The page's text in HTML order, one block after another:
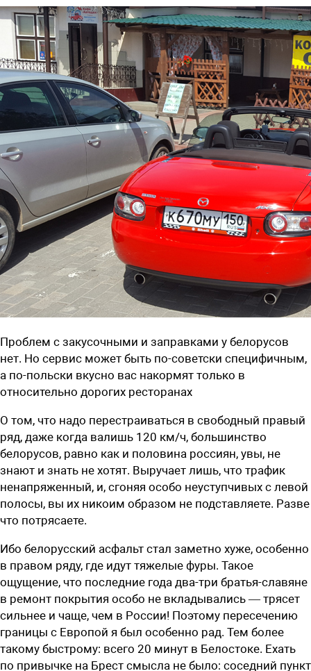
Проблем с закусочными и заправками у белорусов
нет. Но сервис может быть по-советски специфичным,
а по-польски вкусно вас накормят только в
относительно дорогих ресторанах
О том, что надо перестраиваться в свободный правый
ряд, даже когда валишь 120 км/ч, большинство
белорусов, равно как и половина россиян, увы, не
знают и знать не хотят. Выручает лишь, что трафик
ненапряженный, и, сгоняя особо неуступчивых с левой
полосы, вы их никоим образом не подставляете. Разве
что потрясаете.
Ибо белорусский асфальт стал заметно хуже, особенно
в правом ряду, где идут тяжелые фуры. Такое
ощущение, что последние года два-три братья-славяне
в ремонт покрытия особо не вкладывались — трясет
сильнее и чаще, чем в России! Поэтому пересечению
границы с Европой я был особенно рад. Тем более
такому быстрому: всего 20 минут в Белостоке. Ехать
по привычке на Брест смысла не было: соседний пункт